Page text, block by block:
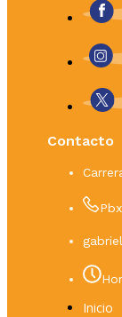
Contacto
Inicio